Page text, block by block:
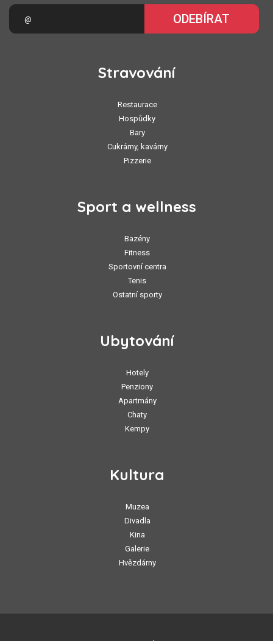
ODEBÍRAT
Stravování
Restaurace
Hospůdky
Bary
Cukrárny, kavárny
Pizzerie
Sport a wellness
Bazény
Fitness
Sportovní centra
Tenis
Ostatní sporty
Ubytování
Hotely
Penziony
Apartmány
Chaty
Kempy
Kultura
Muzea
Divadla
Kina
Galerie
Hvězdárny